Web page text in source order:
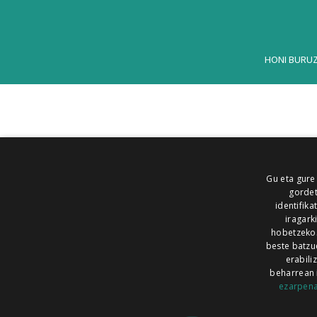
HONI BURUZ
ALEA
Gu eta
hobetzeko.
beste